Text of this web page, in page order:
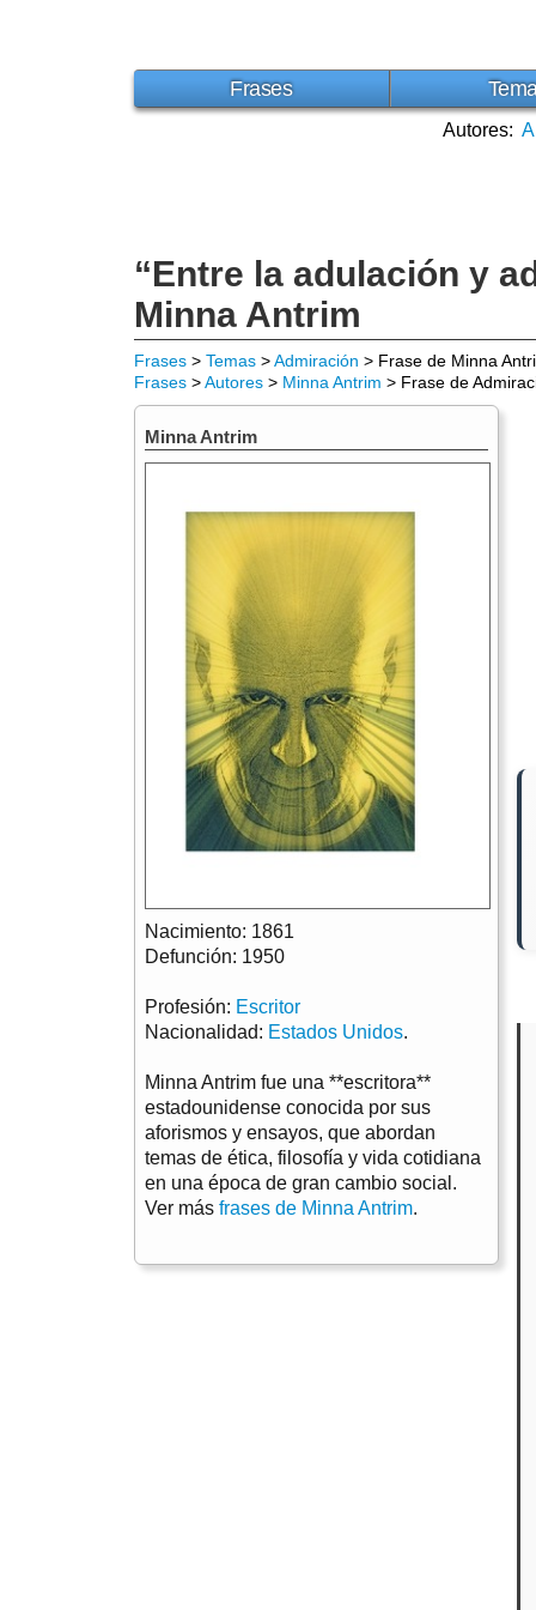
Frases
Autores: A
“Entre la adulación y
Minna Antrim
Frases > Temas >Admiración > Frase de Minna
Frases >Autores > Minna Antrim > Frase de
Minna Antrim
Nacimiento: 1861
Defunción: 1950
Profesión: Escritor
Nacionalidad: Estados Unidos.
Minna Antrim fue una **escritora**
estadounidense conocida por sus
aforismos y ensayos, que abordan
temas de ética, filosofía y vida cotidiana
en una época de gran cambio social.
Ver más frases de Minna Antrim.